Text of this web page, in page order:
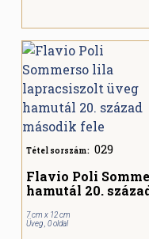
Tétel sorszám: 029
Flavio Poli
hamutál 20.
7 cm x 12 cm
Üveg , 0 oldal